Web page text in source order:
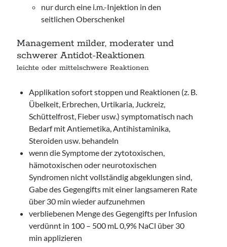
nur durch eine i.m.-Injektion in den
seitlichen Oberschenkel
Management milder, moderater und
schwerer Antidot-Reaktionen
leichte oder mittelschwere Reaktionen
Applikation sofort stoppen und Reaktionen (z. B.
Übelkeit, Erbrechen, Urtikaria, Juckreiz,
Schüttelfrost, Fieber usw.) symptomatisch nach
Bedarf mit Antiemetika, Antihistaminika,
Steroiden usw. behandeln
wenn die Symptome der zytotoxischen,
hämotoxischen oder neurotoxischen
Syndromen nicht vollständig abgeklungen sind,
Gabe des Gegengifts mit einer langsameren Rate
über 30 min wieder aufzunehmen
verbliebenen Menge des Gegengifts per Infusion
verdünnt in 100 – 500 mL 0,9% NaCl über 30
min applizieren